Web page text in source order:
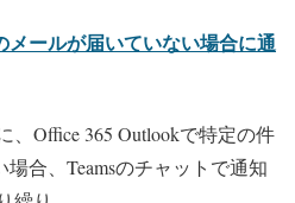
ールが届いていない場合に通
、Office 365 Outlookで特定の件
合、Teamsのチャットで通知